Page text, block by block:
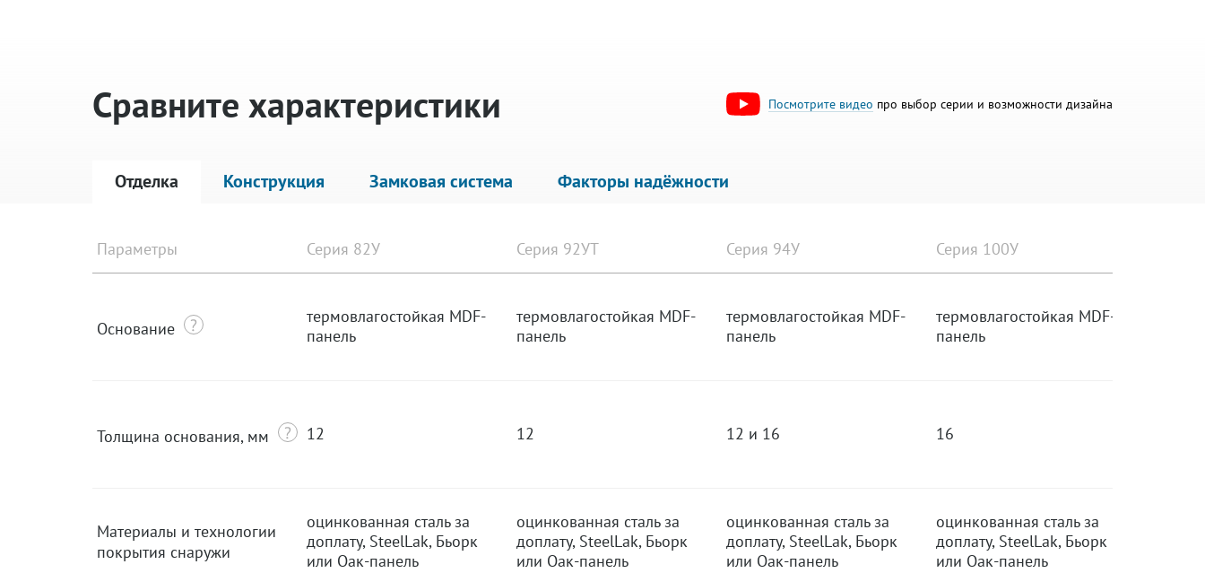
Сравните характеристики Посмотрите видео про выбор серии и возможности дизайна
Отделка Конструкция Замковая система Факторы надёжности
Параметры
Основание
Толщина основания, мм
Материалы и технологии
покрытия снаружи
Серия 82У
термовлагостойкая MDF-
панель
12
оцинкованная сталь за
доплату, SteelLak, Бьорк
или Оак-панель
Серия 92УТ
термовлагостойкая MDF-
панель
12
оцинкованная сталь за
доплату, SteelLak, Бьорк
или Оак-панель
Серия 94У
термовлагостойкая MDF-
панель
12 и 16
оцинкованная сталь за
доплату, SteelLak, Бьорк
или Оак-панель
Серия 100У
термовлагостойкая MDF-
панель
16
оцинкованная сталь за
доплату, SteelLak, Бьорк
или Оак-панель